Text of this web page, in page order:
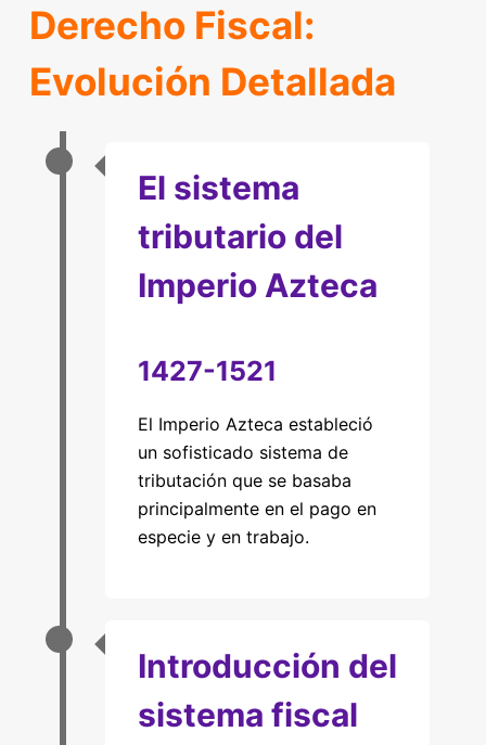
Derecho Fiscal:
Evolución Detallada
El sistema
tributario del
Imperio Azteca
1427-1521
El Imperio Azteca estableció
un sofisticado sistema de
tributación que se basaba
principalmente en el pago en
especie y en trabajo.
Introducción del
sistema fiscal